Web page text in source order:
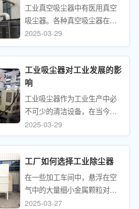
工业真空吸尘器中有医用真空
吸尘器。各种真空吸尘器在功
率、形状、操作方法和工作原
理等方面都有自己的特点。工
业真空吸尘器主要用于大面积
的清洁。工业真空吸尘器是一
种从工厂生产中收集废物用于
空气净化和清洁环境的电器。
2025-03-29
工业吸尘器对工业发展的影
响
工业吸尘器作为工业生产中必
不可少的清洁设备，在当今工
业企业的大力扶持和青睐下，
不断完善，以跟上工业发展的
这一改善之风尤其快速。即使
在工业领域，工业真空吸尘器
的变化也引发了工业领域的变
化，这也可以看出工业吸尘器
2025-03-29
工厂如何选择工业除尘器
在一些加工车间中，悬浮在空
气中的大量细小金属颗粒对人
体有害。由于中国环保部门对
2025-03-27